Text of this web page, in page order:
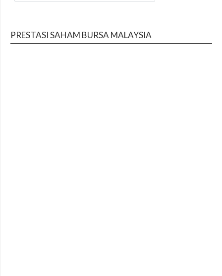
PRESTASI SAHAM BURSA MALAYSIA